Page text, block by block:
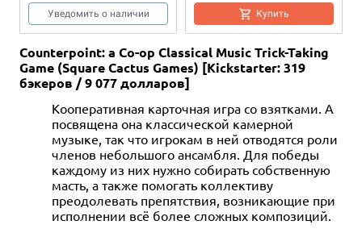
Уведомить о наличии Купить
30+ 18+
Рик и Морти: Близкие
1 990 ₽
2-5 20-30 18+
Рик и Морти: Всмортить всё
999 ₽
30-45 18+
Рик и Морти: Анатомический
1 990 ₽
2-4 20 18+
Рик и Морти: Судная ночь
999 ₽
Counterpoint: a Co-op Classical Music Trick-Taking
Game (Square Cactus Games) [Kickstarter: 319
бэкеров / 9 077 долларов]
Кооперативная карточная игра со взятками. А
посвящена она классической камерной
музыке, так что игрокам в ней отводятся роли
членов небольшого ансамбля. Для победы
каждому из них нужно собирать собственную
масть, а также помогать коллективу
преодолевать препятствия, возникающие при
исполнении всё более сложных композиций.